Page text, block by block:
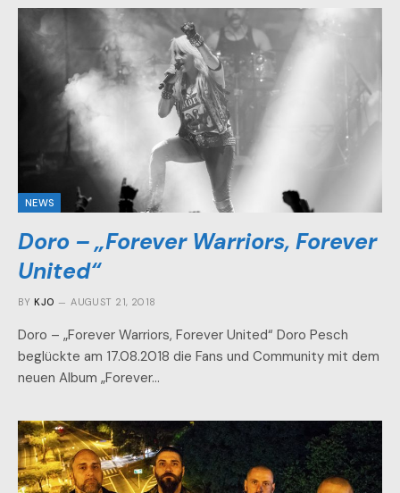
NEWS
Doro – „Forever Warriors, Forever
United“
BY KJO AUGUST 21, 2018
Doro – „Forever Warriors, Forever United“ Doro Pesch
beglückte am 17.08.2018 die Fans und Community mit dem
neuen Album „Forever…